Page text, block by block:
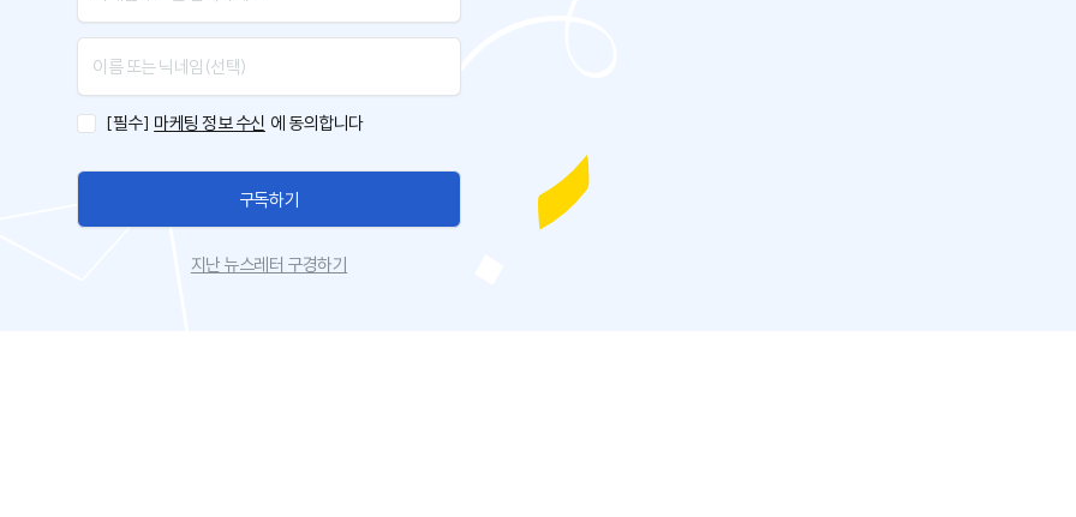
[필수] 마케팅 정보 수신 에 동의합니다
구독하기
지난 뉴스레터 구경하기